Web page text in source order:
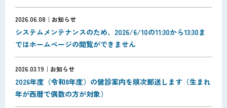
2026.06.08 お知らせ
システムメンテナンスのため、2026/6/10の11:30から13:30ま
ではホームページの閲覧ができません
2026.03.19 お知らせ
2026年度（令和8年度）の健診案内を順次郵送します（生まれ
年が西暦で偶数の方が対象）